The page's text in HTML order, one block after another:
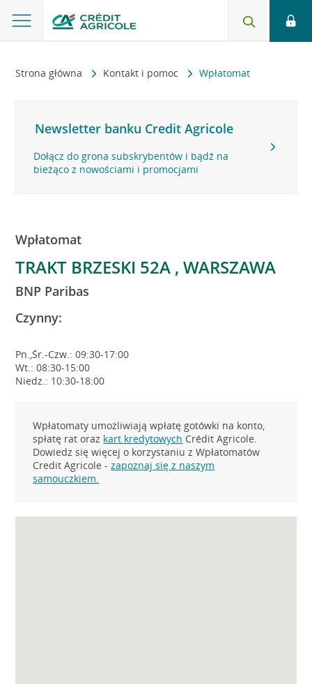
Strona główna Kontakt i pomoc Wpłatomat
Newsletter banku Credit Agricole
Dołącz do grona subskrybentów i bądź na
bieżąco z nowościami i promocjami
Wpłatomat
TRAKT BRZESKI 52A , WARSZAWA
BNP Paribas
Czynny:
Pn.,Śr.-Czw.: 09:30-17:00
Wt.: 08:30-15:00
Niedz.: 10:30-18:00
Wpłatomaty umożliwiają wpłatę gotówki na konto,
spłatę rat oraz kart kredytowych Crédit Agricole.
Dowiedz się więcej o korzystaniu z Wpłatomatów
Credit Agricole -zapoznaj się z naszym
samouczkiem.